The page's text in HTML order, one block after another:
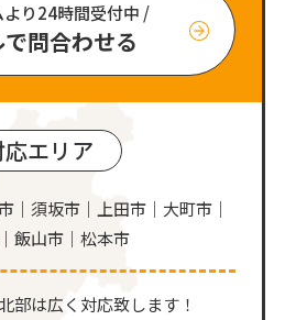
り24時間受付中 /
問合わせる
応エリア
｜須坂市｜上田市｜大町市｜
飯山市｜松本市
部は広く対応致します！